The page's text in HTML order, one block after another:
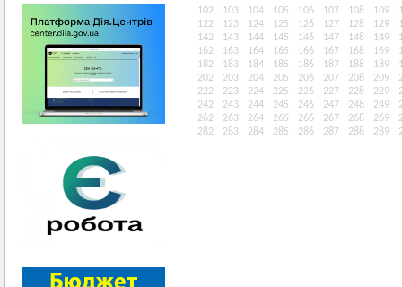
102
103 104 105 106 107 108 109
122
123 124 125 126 127 128 129
142
143 144 145 146 147 148 149
162
163 164 165 166 167 168 169
182
183 184 185 186 187 188 189
202
203 204 205 206 207 208 209
222
223 224 225 226 227 228 229
242
243 244 245 246 247 248 249
262
263 264 265 266 267 268 269
282
283 284 285 286 287 288 289